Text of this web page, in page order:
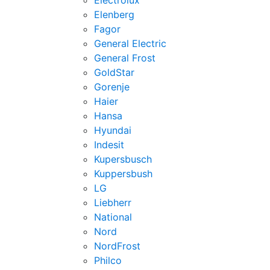
Elenberg
Fagor
General Electric
General Frost
GoldStar
Gorenje
Haier
Hansa
Hyundai
Indesit
Kupersbusch
Kuppersbush
LG
Liebherr
National
Nord
NordFrost
Philco